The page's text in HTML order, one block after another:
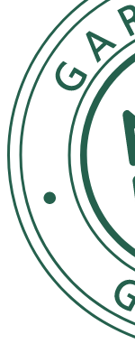
Kostfiber 11 g
Protein 8,1 g
Salt 0,02 g
Järn 2,7 mg